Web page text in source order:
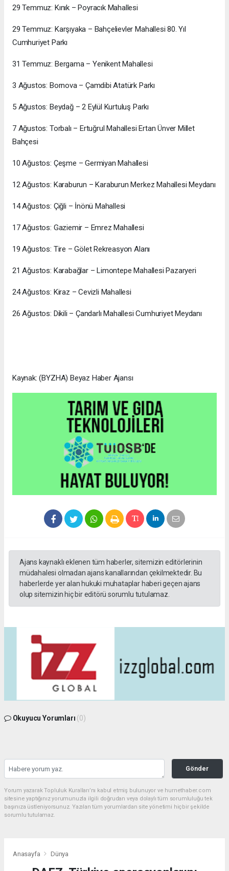
29 Temmuz: Kınık – Poyracık Mahallesi
29 Temmuz: Karşıyaka – Bahçelievler Mahallesi 80. Yıl
Cumhuriyet Parkı
31 Temmuz: Bergama – Yenikent Mahallesi
3 Ağustos: Bornova – Çamdibi Atatürk Parkı
5 Ağustos: Beydağ – 2 Eylül Kurtuluş Parkı
7 Ağustos: Torbalı – Ertuğrul Mahallesi Ertan Ünver Millet
Bahçesi
10 Ağustos: Çeşme – Germiyan Mahallesi
12 Ağustos: Karaburun – Karaburun Merkez Mahallesi Meydanı
14 Ağustos: Çiğli – İnönü Mahallesi
17 Ağustos: Gaziemir – Emrez Mahallesi
19 Ağustos: Tire – Gölet Rekreasyon Alanı
21 Ağustos: Karabağlar – Limontepe Mahallesi Pazaryeri
24 Ağustos: Kiraz – Cevizli Mahallesi
26 Ağustos: Dikili – Çandarlı Mahallesi Cumhuriyet Meydanı
Kaynak: (BYZHA) Beyaz Haber Ajansı
Ajans kaynaklı eklenen tüm haberler, sitemizin editörlerinin
müdahalesi olmadan ajans kanallarından çekilmektedir. Bu
haberlerde yer alan hukuki muhataplar haberi geçen ajans
olup sitemizin hiç bir editörü sorumlu tutulamaz.
Okuyucu Yorumları (0)
Gönder
Yorum yazarak Topluluk Kuralları’nı kabul etmiş bulunuyor ve hurnethaber.com
sitesine yaptığınız yorumunuzla ilgili doğrudan veya dolaylı tüm sorumluluğu tek
başınıza üstleniyorsunuz. Yazılan tüm yorumlardan site yönetimi hiçbir şekilde
sorumlu tutulamaz.
Anasayfa Dünya